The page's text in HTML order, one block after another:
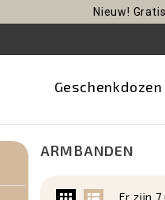
Nieuw!
Geschenkdozen
ARMBANDEN
Er zijn